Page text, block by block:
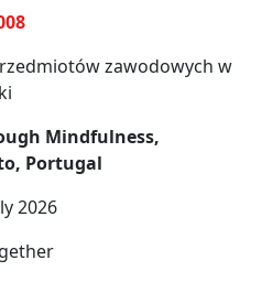
zawodowych w
Mindfulness,
Portugal
2026